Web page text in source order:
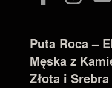
Puta Roca –
Męska z
Złota i Srebra